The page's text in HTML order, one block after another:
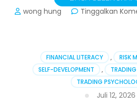
wong hung Tinggalkan
FINANCIAL LITERACY , RISK
SELF-DEVELOPMENT
,
TRADING
Juli 12, 2026